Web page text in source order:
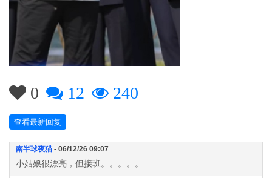
0 12 240
查看最新回复
南半球夜猫 - 06/12/26 09:07
小姑娘很漂亮，但接班。。。。。